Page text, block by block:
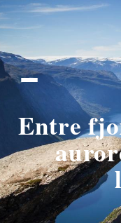
Entre